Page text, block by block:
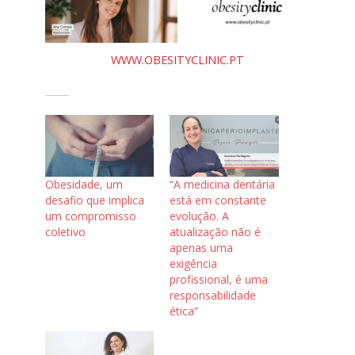
WWW.OBESITYCLINIC.PT
Obesidade, um
desafio que implica
um compromisso
coletivo
“A medicina dentária
está em constante
evolução. A
atualização não é
apenas uma
exigência
profissional, é uma
responsabilidade
ética”